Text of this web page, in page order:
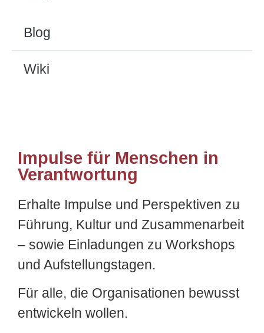
Blog
Wiki
Impulse für Menschen in
Verantwortung
Erhalte Impulse und Perspektiven zu
Führung, Kultur und Zusammenarbeit
– sowie Einladungen zu Workshops
und Aufstellungstagen.
Für alle, die Organisationen bewusst
entwickeln wollen.